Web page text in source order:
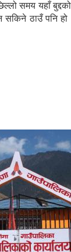
समय यहाँ
ठाउँ पनि हो